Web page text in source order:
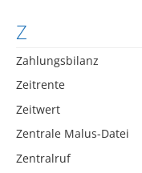
Z
Zahlungsbilanz
Zeitrente
Zeitwert
Zentrale Malus-Datei
Zentralruf